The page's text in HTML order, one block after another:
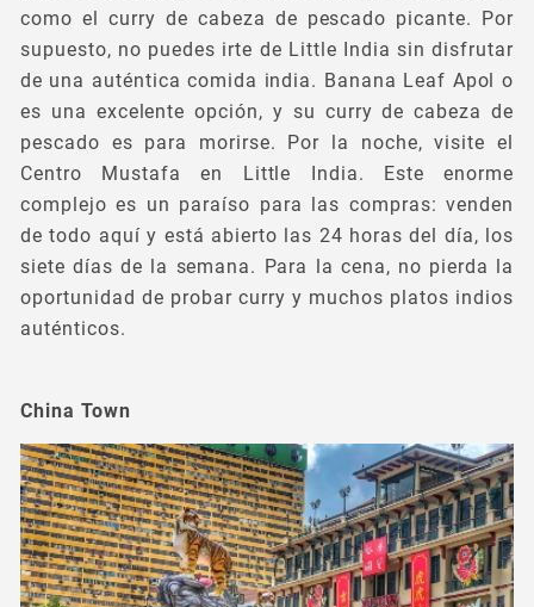
como el curry de cabeza de pescado picante. Por
supuesto, no puedes irte de Little India sin disfrutar
de una auténtica comida india. Banana Leaf Apol o
es una excelente opción, y su curry de cabeza de
pescado es para morirse. Por la noche, visite el
Centro Mustafa en Little India. Este enorme
complejo es un paraíso para las compras: venden
de todo aquí y está abierto las 24 horas del día, los
siete días de la semana. Para la cena, no pierda la
oportunidad de probar curry y muchos platos indios
auténticos.
China Town